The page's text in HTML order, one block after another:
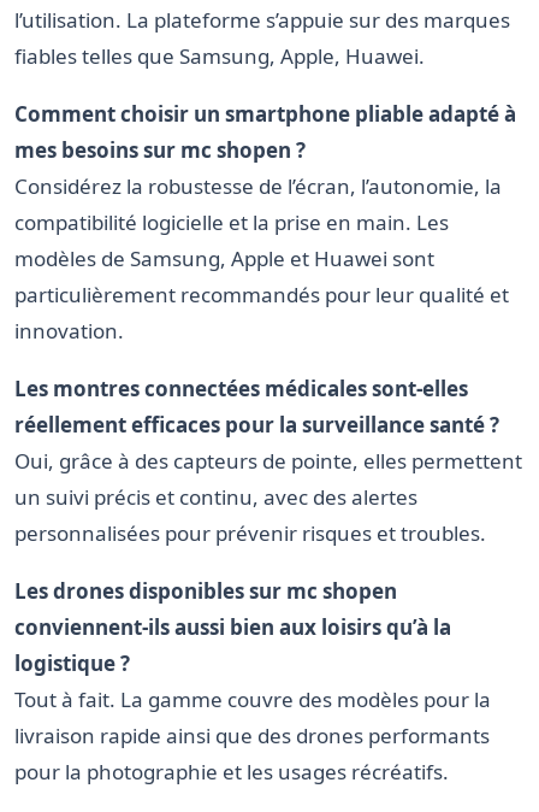
l’utilisation. La plateforme s’appuie sur des marques
fiables telles que Samsung, Apple, Huawei.
Comment choisir un smartphone pliable adapté à
mes besoins sur mc shopen ?
Considérez la robustesse de l’écran, l’autonomie, la
compatibilité logicielle et la prise en main. Les
modèles de Samsung, Apple et Huawei sont
particulièrement recommandés pour leur qualité et
innovation.
Les montres connectées médicales sont-elles
réellement efficaces pour la surveillance santé ?
Oui, grâce à des capteurs de pointe, elles permettent
un suivi précis et continu, avec des alertes
personnalisées pour prévenir risques et troubles.
Les drones disponibles sur mc shopen
conviennent-ils aussi bien aux loisirs qu’à la
logistique ?
Tout à fait. La gamme couvre des modèles pour la
livraison rapide ainsi que des drones performants
pour la photographie et les usages récréatifs.